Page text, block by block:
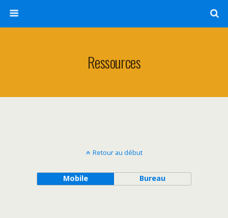
Ressources
Retour au début
Mobile Bureau